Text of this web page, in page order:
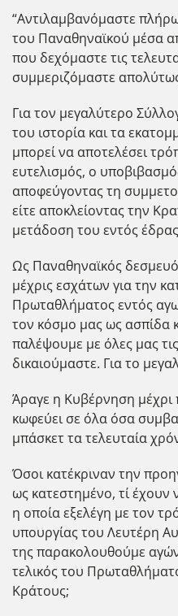
“Αντιλαμβανόμαστε
του Παναθηναϊκού μέσα
που δεχόμαστε τις
συμμεριζόμαστε
Για τον μεγαλύτερο
του ιστορία και τα
μπορεί να αποτελέσει
ευτελισμός, ο
αποφεύγοντας τη
είτε αποκλείοντας την
μετάδοση του εντός
Ως Παναθηναϊκός
μέχρις εσχάτων για την
Πρωταθλήματος εντός
τον κόσμο μας ως ασπίδα
παλέψουμε με όλες μας
δικαιούμαστε. Για το
Άραγε η Κυβέρνηση μέχρι
κωφεύει σε όλα όσα
μπάσκετ τα τελευταία
Όσοι κατέκριναν την
ως κατεστημένο, τί έχουν
η οποία εξελέγη με τον
υπουργίας του Λευτέρη
της παρακολουθούμε
τελικός του
Κράτους;